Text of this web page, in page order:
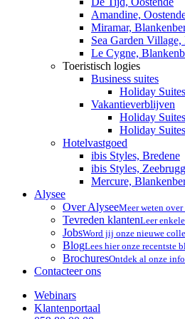
Amandine,
Miramar,
Sea Garden
Le Cygne,
Toeristisch logies
Business suites
Holiday
Vakantieverblijven
Holiday
Holiday
Hotelvastgoed
ibis Styles, Bredene
ibis Styles,
Mercure,
Alysee
Over AlyseeMeer weten
Tevreden klantenLeer
JobsWord jij onze nieuwe
BlogLees hier onze recentste
BrochuresOntdek al onze
Contacteer ons
Webinars
Klantenportaal